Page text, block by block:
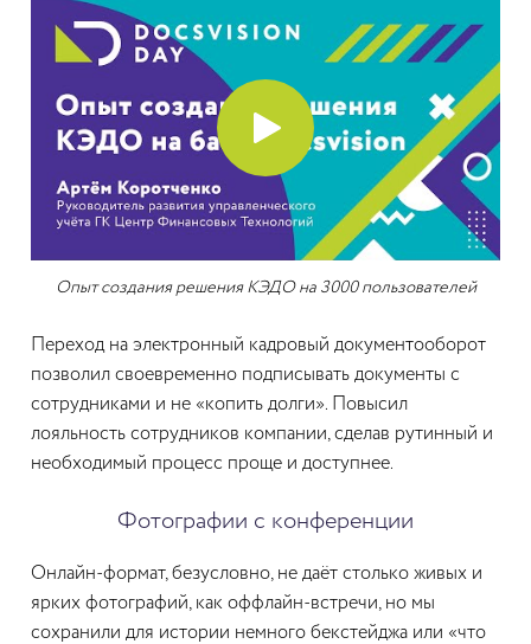
Опыт создания решения КЭДО на 3000 пользователей
Переход на электронный кадровый документооборот
позволил своевременно подписывать документы с
сотрудниками и не «копить долги». Повысил
лояльность сотрудников компании, сделав рутинный и
необходимый процесс проще и доступнее.
Фотографии с конференции
Онлайн-формат, безусловно, не даёт столько живых и
ярких фотографий, как оффлайн-встречи, но мы
сохранили для истории немного бекстейджа или «что